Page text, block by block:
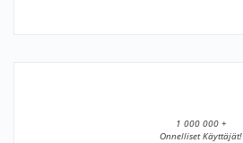
1 000 000 +
Onnelliset Käyttäjät!